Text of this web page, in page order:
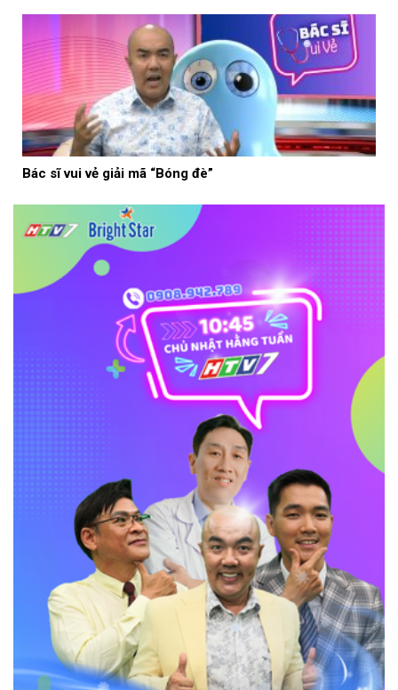
Bác sĩ vui vẻ giải mã “Bóng đè”